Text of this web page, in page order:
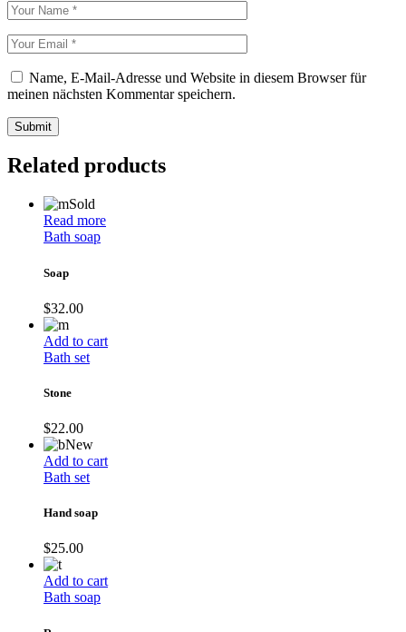
Name, E-Mail-Adresse und Website in diesem Browser für
meinen nächsten Kommentar speichern.
Submit
Related products
Sold
Read more
Bath soap
Soap
$32.00
Add to cart
Bath set
Stone
$22.00
New
Add to cart
Bath set
Hand soap
$25.00
Add to cart
Bath soap